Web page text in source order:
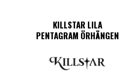
KILLSTAR LILA
PENTAGRAM ÖRHÄNGEN